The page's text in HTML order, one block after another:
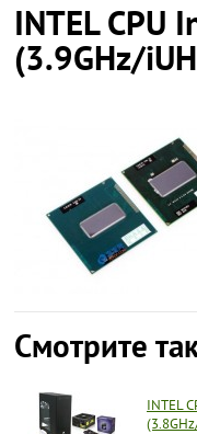
INTEL CPU
(3.9GHz/
Смотрите
INTEL